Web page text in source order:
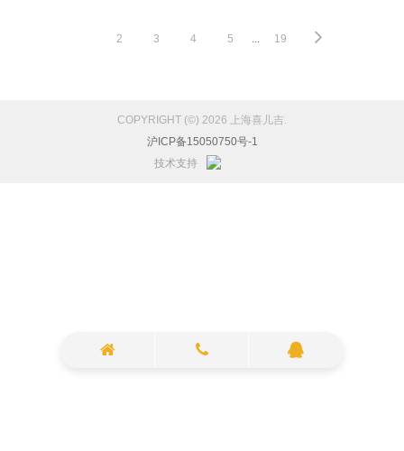
2 3 4 5 ... 19
COPYRIGHT (©) 2026 上海喜儿吉.
沪ICP备15050750号-1
技术支持